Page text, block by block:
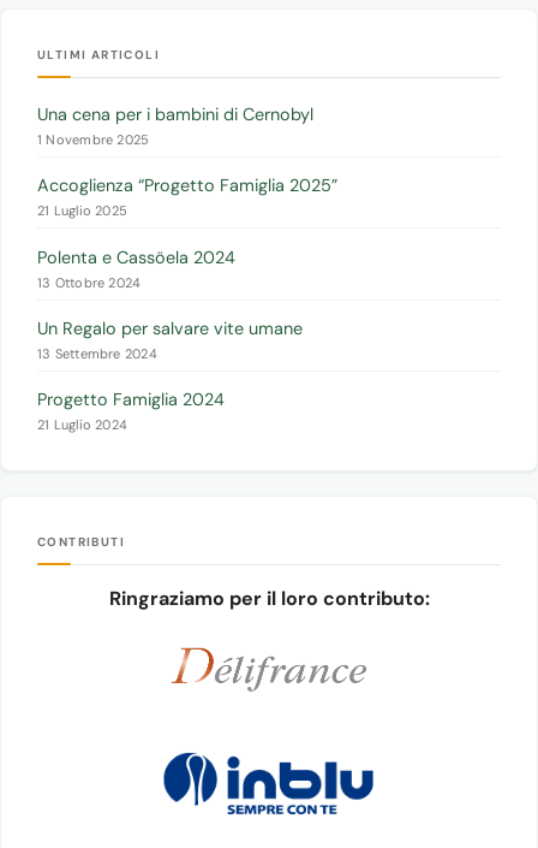
ULTIMI ARTICOLI
Una cena per i bambini di Cernobyl
1 Novembre 2025
Accoglienza “Progetto Famiglia 2025”
21 Luglio 2025
Polenta e Cassöela 2024
13 Ottobre 2024
Un Regalo per salvare vite umane
13 Settembre 2024
Progetto Famiglia 2024
21 Luglio 2024
CONTRIBUTI
Ringraziamo per il loro contributo: